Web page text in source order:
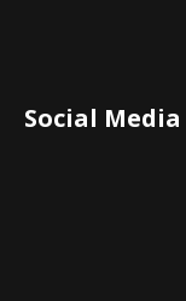
Social Media